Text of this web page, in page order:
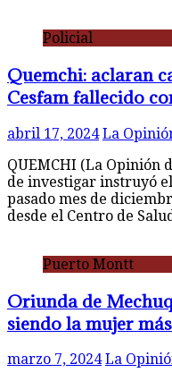
Policial
Quemchi: aclaran
Cesfam fallecido
abril 17, 2024 La
QUEMCHI (La Opinión
de investigar instruyó
pasado mes de
desde el Centro de
Puerto Montt
Oriunda de
siendo la mujer
marzo 7, 2024 La